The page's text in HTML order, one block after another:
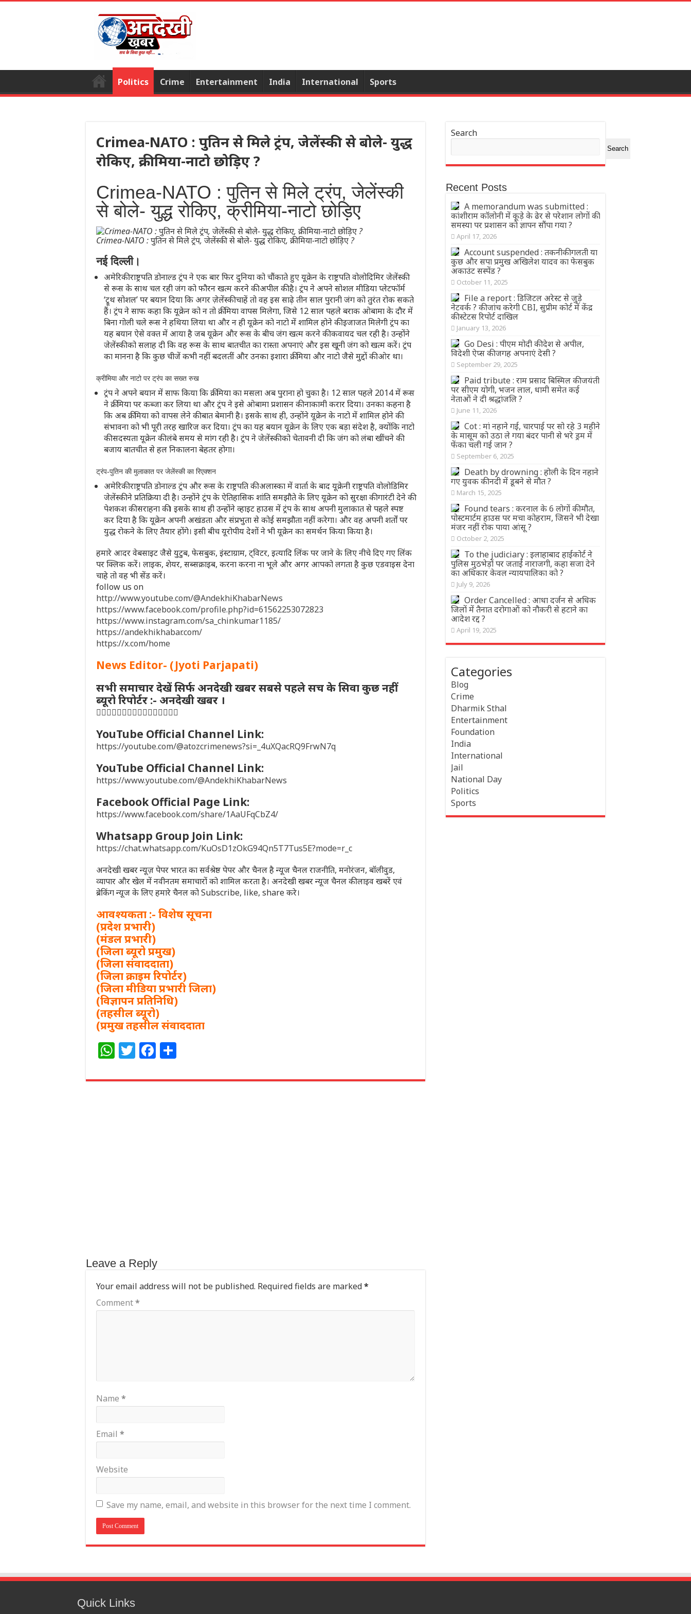
Politics Crime Entertainment India International Sports
Crimea-NATO : पुतिन से मिले ट्रंप, जेलेंस्की से बोले- युद्ध
रोकिए, क्रीमिया-नाटो छोड़िए ?
Crimea-NATO : पुतिन से मिले ट्रंप, जेलेंस्की
से बोले- युद्ध रोकिए, क्रीमिया-नाटो छोड़िए
Crimea-NATO : पुतिन से मिले ट्रंप, जेलेंस्की से बोले- युद्ध रोकिए, क्रीमिया-नाटो छोड़िए ?
नई दिल्ली।
अमेरिकी राष्ट्रपति डोनाल्ड ट्रंप ने एक बार फिर दुनिया को चौंकाते हुए यूक्रेन के राष्ट्रपति वोलोदिमिर जेलेंस्की
से रूस के साथ चल रही जंग को फौरन खत्म करने की अपील की है। ट्रंप ने अपने सोशल मीडिया प्लेटफॉर्म
‘ट्रूथ सोशल’ पर बयान दिया कि अगर ज़ेलेंस्की चाहें तो वह इस साढ़े तीन साल पुरानी जंग को तुरंत रोक सकते
हैं। ट्रंप ने साफ कहा कि यूक्रेन को न तो क्रीमिया वापस मिलेगा, जिसे 12 साल पहले बराक ओबामा के दौर में
बिना गोली चले रूस ने हथिया लिया था और न ही यूक्रेन को नाटो में शामिल होने की इजाजत मिलेगी ट्रंप का
यह बयान ऐसे वक्त में आया है जब यूक्रेन और रूस के बीच जंग खत्म करने की कवायद चल रही है। उन्होंने
जेलेंस्की को सलाह दी कि वह रूस के साथ बातचीत का रास्ता अपनाएं और इस खूनी जंग को खत्म करें। ट्रंप
का मानना है कि कुछ चीजें कभी नहीं बदलतीं और उनका इशारा क्रीमिया और नाटो जैसे मुद्दों की ओर था।
क्रीमिया और नाटो पर ट्रंप का सख्त रुख
ट्रंप ने अपने बयान में साफ किया कि क्रीमिया का मसला अब पुराना हो चुका है। 12 साल पहले 2014 में रूस
ने क्रीमिया पर कब्जा कर लिया था और ट्रंप ने इसे ओबामा प्रशासन की नाकामी करार दिया। उनका कहना है
कि अब क्रीमिया को वापस लेने की बात बेमानी है। इसके साथ ही, उन्होंने यूक्रेन के नाटो में शामिल होने की
संभावना को भी पूरी तरह खारिज कर दिया। ट्रंप का यह बयान यूक्रेन के लिए एक बड़ा संदेश है, क्योंकि नाटो
की सदस्यता यूक्रेन की लंबे समय से मांग रही है। ट्रंप ने जेलेंस्की को चेतावनी दी कि जंग को लंबा खींचने की
बजाय बातचीत से हल निकालना बेहतर होगा।
ट्रंप-पुतिन की मुलाकात पर जेलेंस्की का रिएक्शन
अमेरिकी राष्ट्रपति डोनाल्ड ट्रंप और रूस के राष्ट्रपति की अलास्का में वार्ता के बाद यूक्रेनी राष्ट्रपति वोलोडिमिर
जेलेंस्की ने प्रतिक्रिया दी है। उन्होंने ट्रंप के ऐतिहासिक शांति समझौते के लिए यूक्रेन को सुरक्षा की गारंटी देने की
पेशकश की सराहना की। इसके साथ ही उन्होंने व्हाइट हाउस में ट्रंप के साथ अपनी मुलाकात से पहले स्पष्ट
कर दिया है कि यूक्रेन अपनी अखंडता और संप्रभुता से कोई समझौता नहीं करेगा। और वह अपनी शर्तों पर
युद्ध रोकने के लिए तैयार होंगे। इसी बीच यूरोपीय देशों ने भी यूक्रेन का समर्थन किया किया है।
हमारे आदर वेबसाइट जैसे युटुब, फेसबुक, इंस्टाग्राम, ट्विटर, इत्यादि लिंक पर जाने के लिए नीचे दिए गए लिंक
पर क्लिक करें। लाइक, शेयर, सब्सक्राइब, करना करना ना भूले और अगर आपको लगता है कुछ एडवाइस देना
चाहे तो वह भी सेंड करें।
follow us on
http://www.youtube.com/@AndekhiKhabarNews
https://www.facebook.com/profile.php?id=61562253072823
https://www.instagram.com/sa_chinkumar1185/
https://andekhikhabar.com/
https://x.com/home
News Editor- (Jyoti Parjapati)
सभी समाचार देखें सिर्फ अनदेखी खबर सबसे पहले सच के सिवा कुछ नहीं
ब्यूरो रिपोर्टर :- अनदेखी खबर ।
👇🏻👇🏻👇🏻👇🏻👇🏻👇🏻👇🏻👇🏻
YouTube Official Channel Link:
https://youtube.com/@atozcrimenews?si=_4uXQacRQ9FrwN7q
YouTube Official Channel Link:
https://www.youtube.com/@AndekhiKhabarNews
Facebook Official Page Link:
https://www.facebook.com/share/1AaUFqCbZ4/
Whatsapp Group Join Link:
https://chat.whatsapp.com/KuOsD1zOkG94Qn5T7Tus5E?mode=r_c
अनदेखी खबर न्यूज़ पेपर भारत का सर्वश्रेष्ठ पेपर और चैनल है न्यूज चैनल राजनीति, मनोरंजन, बॉलीवुड,
व्यापार और खेल में नवीनतम समाचारों को शामिल करता है। अनदेखी खबर न्यूज चैनल की लाइव खबरें एवं
ब्रेकिंग न्यूज के लिए हमारे चैनल को Subscribe, like, share करे।
आवश्यकता :- विशेष सूचना
(प्रदेश प्रभारी)
(मंडल प्रभारी)
(जिला ब्यूरो प्रमुख)
(जिला संवाददाता)
(जिला क्राइम रिपोर्टर)
(जिला मीडिया प्रभारी जिला)
(विज्ञापन प्रतिनिधि)
(तहसील ब्यूरो)
(प्रमुख तहसील संवाददाता
W
at
T
itt
F
c ar
Leave a Reply
Your email address will not be published. Required fields are marked*
Comment*
Name *
Email *
Website
Save my name, email, and website in this browser for the next time I comment.
Search
Search
Recent Posts
A memorandum was submitted :
कांशीराम कॉलोनी में कूड़े के ढेर से परेशान लोगों की
समस्या पर प्रशासन को ज्ञापन सौंपा गया ?
April 17, 2026
Account suspended : तकनीकी गलती या
कुछ और सपा प्रमुख अखिलेश यादव का फेसबुक
अकाउंट सस्पेंड ?
October 11, 2025
File a report : डिजिटल अरेस्ट से जुड़े
नेटवर्क ? की जांच करेगी CBI, सुप्रीम कोर्ट में केंद्र
की स्टेटस रिपोर्ट दाखिल
January 13, 2026
Go Desi : पीएम मोदी की देश से अपील,
विदेशी ऐप्स की जगह अपनाएं देसी ?
September 29, 2025
Paid tribute : राम प्रसाद बिस्मिल की जयंती
पर सीएम योगी, भजन लाल, धामी समेत कई
नेताओं ने दी श्रद्धांजलि ?
June 11, 2026
Cot : मां नहाने गई, चारपाई पर सो रहे 3 महीने
के मासूम को उठा ले गया बंदर पानी से भरे ड्रम में
फेंका चली गई जान ?
September 6, 2025
Death by drowning : होली के दिन नहाने
गए युवक की नदी में डूबने से मौत ?
March 15, 2025
Found tears : करनाल के 6 लोगों की मौत,
पोस्टमार्टम हाउस पर मचा कोहराम, जिसने भी देखा
मंजर नहीं रोक पाया आंसू ?
October 2, 2025
To the judiciary : इलाहाबाद हाईकोर्ट ने
पुलिस मुठभेड़ों पर जताई नाराजगी, कहा सजा देने
का अधिकार केवल न्यायपालिका को ?
July 9, 2026
Order Cancelled : आधा दर्जन से अधिक
जिलों में तैनात दरोगाओं को नौकरी से हटाने का
आदेश रद्द ?
April 19, 2025
Categories
Blog
Crime
Dharmik Sthal
Entertainment
Foundation
India
International
Jail
National Day
Politics
Sports
Quick Links